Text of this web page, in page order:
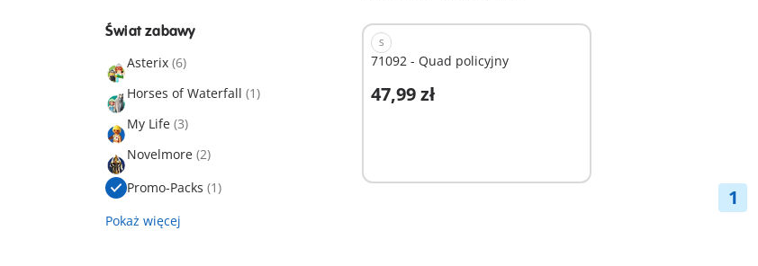
Świat zabawy
Asterix (6)
Horses of Waterfall (1)
My Life (3)
Novelmore (2)
Promo-Packs (1)
Pokaż więcej
S
71092 - Quad policyjny
47,99 zł
Dodaj do koszyka
1